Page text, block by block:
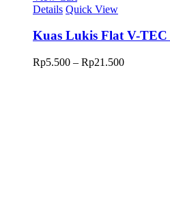
Details Quick View
Kuas Lukis Flat V-TEC
Rp5.500 – Rp21.500Rentang